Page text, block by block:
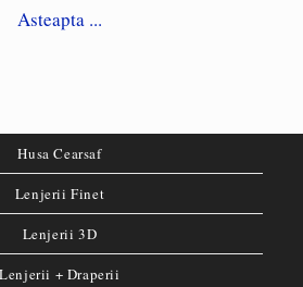
Asteapta ...
Husa Cearsaf
Lenjerii Finet
Lenjerii 3D
Lenjerii + Draperii